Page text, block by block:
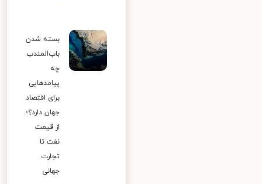
بسته شدن
باب‌المندب
چه
پیامدهایی
برای اقتصاد
جهان دارد؟؛
از قیمت
نفت تا
تجارت
جهانی